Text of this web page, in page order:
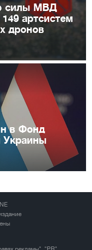
силы МВД
артсистем
дронов
в Фонд
Украины